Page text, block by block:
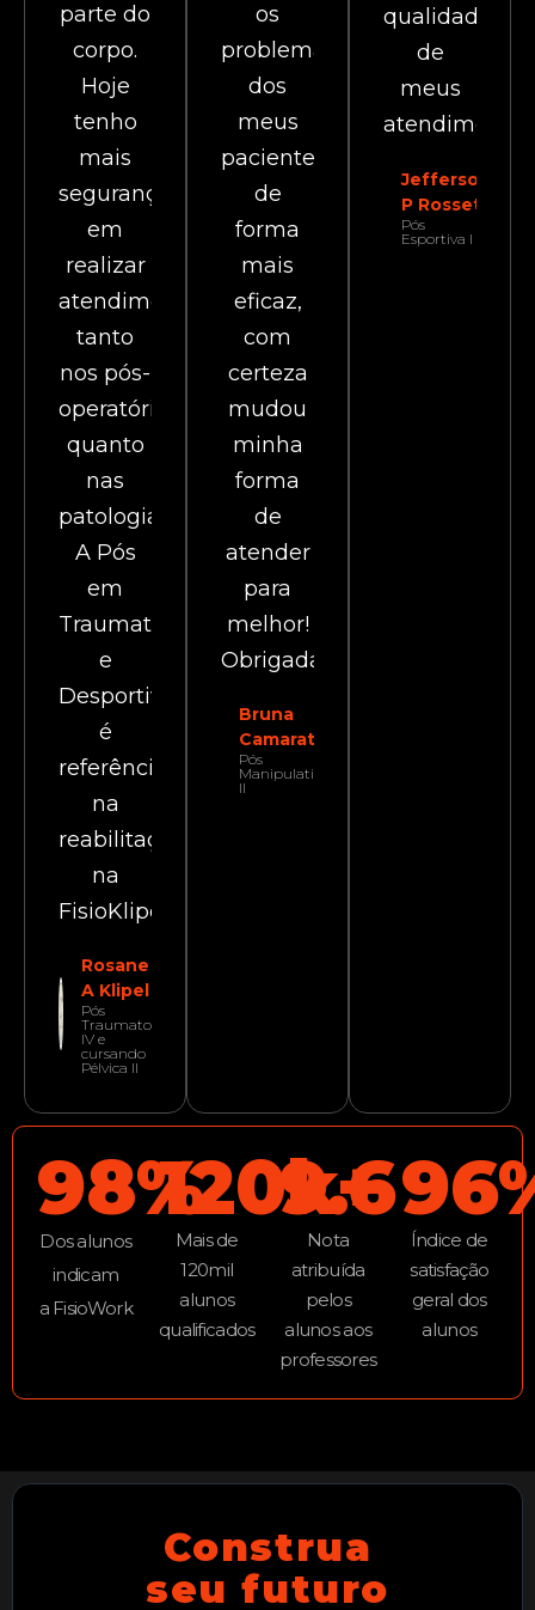
parte do
corpo.
Hoje
tenho
mais
segurança
em
realizar
atendimentos
tanto
nos pós-
operatórios,
quanto
nas
patologias.
A Pós
em
Traumatologia
e
Desportiva
é
referência
na
reabilitação
na
FisioKlipel!
Rosane
A Klipel
Pós
Traumato
IV e
cursando
Pélvica II
os
problemas
dos
meus
pacientes
de
forma
mais
eficaz,
com
certeza
mudou
minha
forma
de
atender
para
melhor!
Obrigada!
Bruna
Camaratta
Pós
Manipulativa
II
qualidade
de
meus
Jefferson
P Rosset
Pós
Esportiva I
98%
Dos alunos
indicam
a FisioWork
120k+
Mais de
120mil
alunos
qualificados
9.6
Nota
atribuída
pelos
alunos aos
professores
Índice de
satisfação
geral dos
alunos
Construa
seu futuro